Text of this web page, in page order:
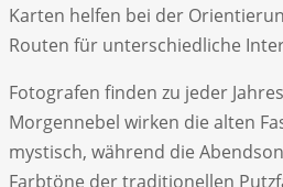
Karten helfen bei der
Routen für unterschiedliche
Fotografen finden zu jeder
Morgennebel wirken die alten
mystisch, während die
Farbtöne der traditionellen